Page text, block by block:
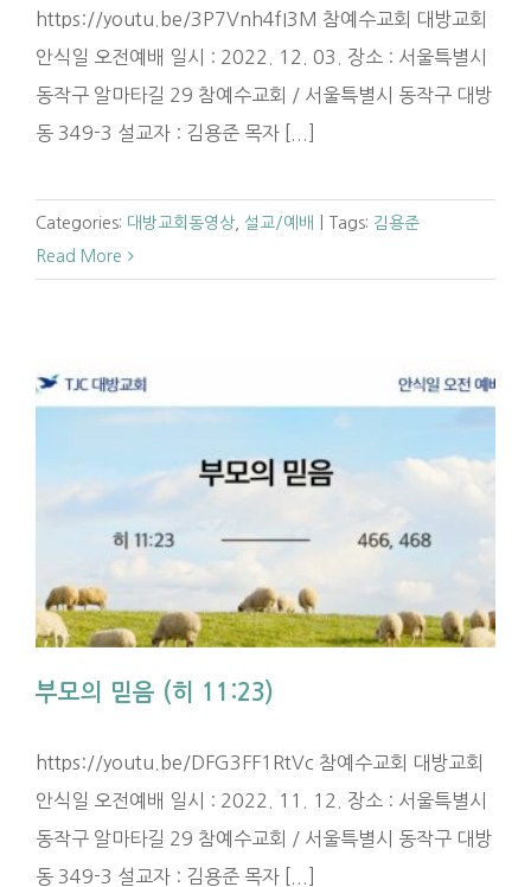
https://youtu.be/3P7Vnh4fI3M 참예수교회 대방교회
안식일 오전예배 일시 : 2022. 12. 03. 장소 : 서울특별시
동작구 알마타길 29 참예수교회 / 서울특별시 동작구 대방
동 349-3 설교자 : 김용준 목자 [...]
Categories: 대방교회동영상 설교/예배 Tags: 김용준
Read More
부모의 믿음 (히 11:23)
https://youtu.be/DFG3FF1RtVc 참예수교회 대방교회
안식일 오전예배 일시 : 2022. 11. 12. 장소 : 서울특별시
동작구 알마타길 29 참예수교회 / 서울특별시 동작구 대방
동 349-3 설교자 : 김용준 목자 [...]